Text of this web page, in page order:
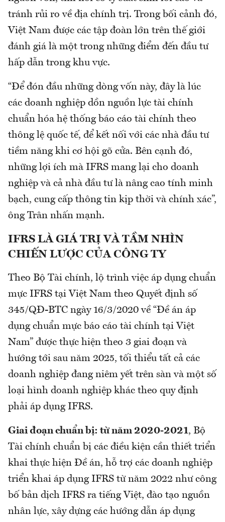
tránh rủi ro về địa chính trị. Trong bối cảnh đó,
Việt Nam được các tập đoàn lớn trên thế giới
đánh giá là một trong những điểm đến đầu tư
hấp dẫn trong khu vực.
“Để đón đầu những dòng vốn này, đây là lúc
các doanh nghiệp dồn nguồn lực tài chính
chuẩn hóa hệ thống báo cáo tài chính theo
thông lệ quốc tế, để kết nối với các nhà đầu tư
tiềm năng khi cơ hội gõ cửa. Bên cạnh đó,
những lợi ích mà IFRS mang lại cho doanh
nghiệp và cả nhà đầu tư là nâng cao tính minh
bạch, cung cấp thông tin kịp thời và chính xác”,
ông Trân nhấn mạnh.
IFRS LÀ GIÁ TRỊ VÀ TẦM NHÌN
CHIẾN LƯỢC CỦA CÔNG TY
Theo Bộ Tài chính, lộ trình việc áp dụng chuẩn
mực IFRS tại Việt Nam theo Quyết định số
345/QĐ-BTC ngày 16/3/2020 về “Đề án áp
dụng chuẩn mực báo cáo tài chính tại Việt
Nam” được thực hiện theo 3 giai đoạn và
hướng tới sau năm 2025, tối thiểu tất cả các
doanh nghiệp đang niêm yết trên sàn và một số
loại hình doanh nghiệp khác theo quy định
phải áp dụng IFRS.
Giai đoạn chuẩn bị: từ năm 2020-2021, Bộ
Tài chính chuẩn bị các điều kiện cần thiết triển
khai thực hiện Đề án, hỗ trợ các doanh nghiệp
triển khai áp dụng IFRS từ năm 2022 như công
bố bản dịch IFRS ra tiếng Việt, đào tạo nguồn
nhân lực, xây dựng các hướng dẫn áp dụng